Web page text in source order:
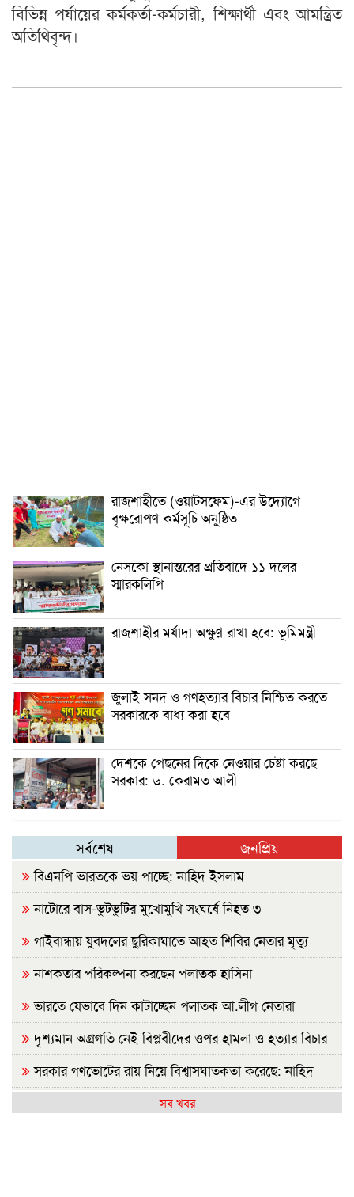
বিভিন্ন পর্যায়ের কর্মকর্তা-কর্মচারী, শিক্ষার্থী এবং আমন্ত্রিত
অতিথিবৃন্দ।
রাজশাহীতে (ওয়াটসফেম)-এর উদ্যোগে
বৃক্ষরোপণ কর্মসূচি অনুষ্ঠিত
নেসকো স্থানান্তরের প্রতিবাদে ১১ দলের
স্মারকলিপি
রাজশাহীর মর্যাদা অক্ষুণ্ন রাখা হবে: ভূমিমন্ত্রী
জুলাই সনদ ও গণহত্যার বিচার নিশ্চিত করতে
সরকারকে বাধ্য করা হবে
দেশকে পেছনের দিকে নেওয়ার চেষ্টা করছে
সরকার: ড. কেরামত আলী
সর্বশেষ জনপ্রিয়
বিএনপি ভারতকে ভয় পাচ্ছে: নাহিদ ইসলাম
নাটোরে বাস-ভুটভুটির মুখোমুখি সংঘর্ষে নিহত ৩
গাইবান্ধায় যুবদলের ছুরিকাঘাতে আহত শিবির নেতার মৃত্যু
নাশকতার পরিকল্পনা করছেন পলাতক হাসিনা
ভারতে যেভাবে দিন কাটাচ্ছেন পলাতক আ.লীগ নেতারা
দৃশ্যমান অগ্রগতি নেই বিপ্লবীদের ওপর হামলা ও হত্যার বিচার
সরকার গণভোটের রায় নিয়ে বিশ্বাসঘাতকতা করেছে: নাহিদ
রাজশাহীতে (ওয়াটসফেম)-এর উদ্যোগে বৃক্ষরোপণ কর্মসূচি
অনুষ্ঠিত
সব খবর